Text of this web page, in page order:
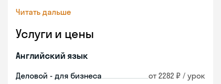
Читать дальше
Услуги и цены
Английский язык
Деловой - для бизнеса от 2282 ₽ / урок